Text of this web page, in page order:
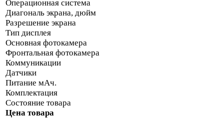
Операционная система
Диагональ экрана, дюйм
Разрешение экрана
Тип дисплея
Основная фотокамера
Фронтальная фотокамера
Коммуникации
Датчики
Питание мАч.
Комплектация
Состояние товара
Цена товара